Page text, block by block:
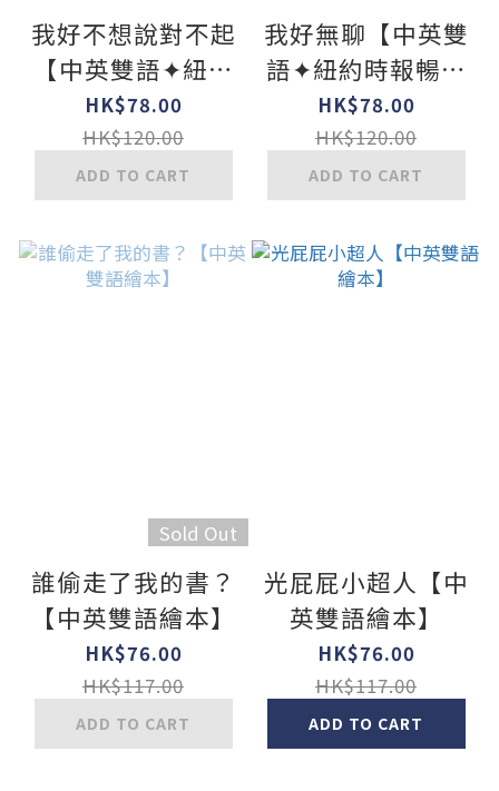
我好不想說對不起
【中英雙語✦紐約
時報暢銷作家超可
愛繪本】孩子的情
緒認知四部曲(2)
HK$78.00
HK$120.00
ADD TO CART
我好無聊【中英雙
語✦紐約時報暢銷
作家超可愛繪本】
HK$78.00
HK$120.00
ADD TO CART
Sold Out
誰偷走了我的書？
【中英雙語繪本】
HK$76.00
HK$117.00
ADD TO CART
光屁屁小超人【中
英雙語繪本】
HK$76.00
HK$117.00
ADD TO CART